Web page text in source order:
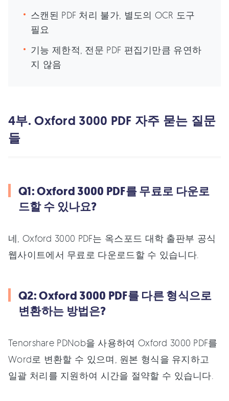
스캔된 PDF 처리 불가, 별도의 OCR 도구
필요
기능 제한적, 전문 PDF 편집기만큼 유연하
지 않음
4부. Oxford 3000 PDF 자주 묻는 질문
들
Q1: Oxford 3000 PDF를 무료로 다운로
드할 수 있나요?
네, Oxford 3000 PDF는 옥스포드 대학 출판부 공식
웹사이트에서 무료로 다운로드할 수 있습니다.
Q2: Oxford 3000 PDF를 다른 형식으로
변환하는 방법은?
Tenorshare PDNob을 사용하여 Oxford 3000 PDF를
Word로 변환할 수 있으며, 원본 형식을 유지하고
일괄 처리를 지원하여 시간을 절약할 수 있습니다.